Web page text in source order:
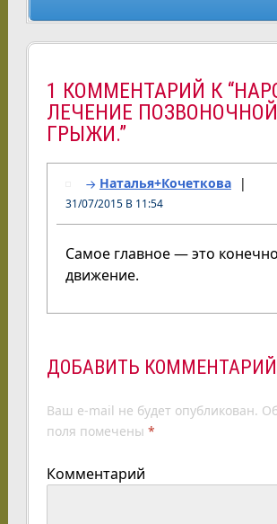
1 КОММЕНТАРИЙ К
ЛЕЧЕНИЕ ПОЗВОНОЧНОЙ
ГРЫЖИ.”
Наталья+Кочеткова
31/07/2015 В 11:54
Самое главное — это конечно
движение.
ДОБАВИТЬ КОММЕНТАРИЙ
Ваш e-mail не будет опубликован.
поля помечены *
Комментарий